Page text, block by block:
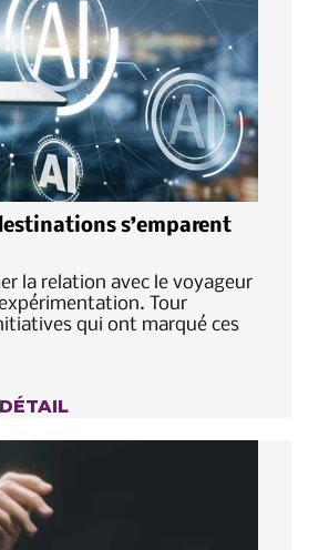
s’emparent
la relation avec le voyageur
Tour
qui ont marqué ces